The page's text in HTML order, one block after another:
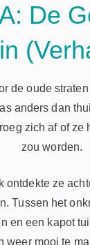
De
de oude
anders dan
zich af of ze
zou worden.
ontdekte ze
Tussen het
en een kapot
weer mooi te